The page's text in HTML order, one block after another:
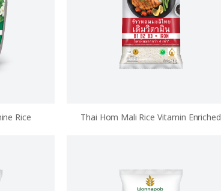
Rice Thai Hom Mali Rice Vitamin Enriched